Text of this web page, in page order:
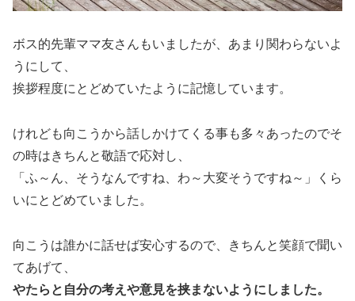
ボス的先輩ママ友さんもいましたが、あまり関わらないよ
うにして、
挨拶程度にとどめていたように記憶しています。
けれども向こうから話しかけてくる事も多々あったのでそ
の時はきちんと敬語で応対し、
「ふ～ん、そうなんですね、わ～大変そうですね～」くら
いにとどめていました。
向こうは誰かに話せば安心するので、きちんと笑顔で聞い
てあげて、
やたらと自分の考えや意見を挟まないようにしました。